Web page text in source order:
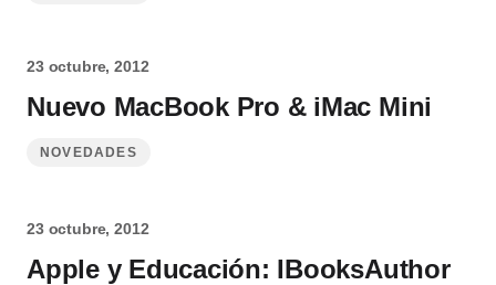
23 octubre, 2012
Nuevo MacBook Pro & iMac Mini
NOVEDADES
23 octubre, 2012
Apple y Educación: IBooksAuthor